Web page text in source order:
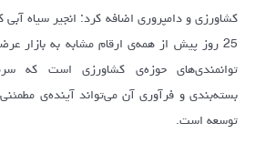
کشاورزی و دامپروری اضافه کرد: انجیر سیاه
25 روز پیش از همه‌ی ارقام مشابه به بازار
توانمندی‌های حوزه‌ی کشاورزی است که
بسته‌بندی و فرآوری آن می‌تواند آینده‌ی
توسعه است.